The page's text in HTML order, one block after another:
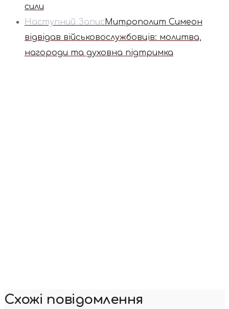
сили
Наступний ЗаписМитрополит Симеон
відвідав військовослужбовців: молитва,
нагороди та духовна підтримка
Схожі повідомлення